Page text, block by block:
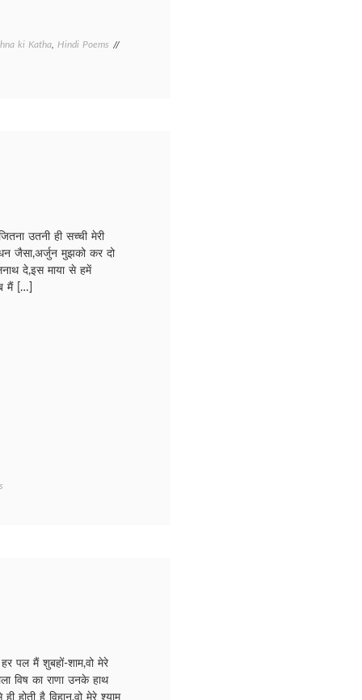
ki Katha
Hindi Poems
उतनी ही सच्ची मेरी
जैसा,अर्जुन मुझको कर दो
दे,इस माया से हमें
मैं […]
पल मैं शुबहों-शाम,वो मेरे
विष का राणा उनके हाथ
होती है विहान,वो मेरे श्याम